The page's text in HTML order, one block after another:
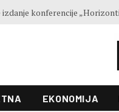
EKONOMIJA